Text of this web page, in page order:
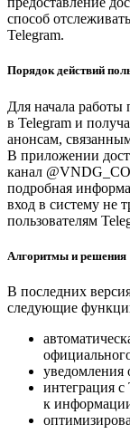
способ
Telegram.
Порядок действий
Для начала работы
в Telegram и
анонсам,
В приложении
канал
подробная
вход в систему не
пользователям
Алгоритмы и решения
В последних
следующие
уведомления
интеграция с
к